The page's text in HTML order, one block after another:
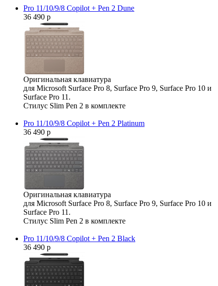
Pro 11/10/9/8 Copilot + Pen 2 Dune
36 490 р
Оригинальная клавиатура
для Microsoft Surface Pro 8, Surface Pro 9, Surface Pro 10 и
Surface Pro 11.
Стилус Slim Pen 2 в комплекте
Pro 11/10/9/8 Copilot + Pen 2 Platinum
36 490 р
Оригинальная клавиатура
для Microsoft Surface Pro 8, Surface Pro 9, Surface Pro 10 и
Surface Pro 11.
Стилус Slim Pen 2 в комплекте
Pro 11/10/9/8 Copilot + Pen 2 Black
36 490 р